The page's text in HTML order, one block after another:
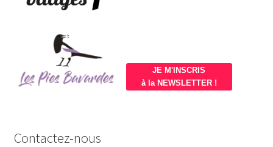
JE M'INSCRIS
à la NEWSLETTER !
Contactez-nous